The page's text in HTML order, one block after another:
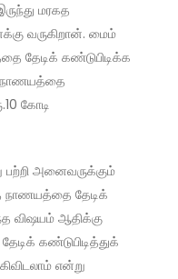
மரகத
வருகிறான். மைம்
தேடிக் கண்டுபிடிக்க
நாணயத்தை
கோடி
அனைவருக்கும்
நாணயத்தை தேடிக்
விஷயம் ஆதிக்கு
கண்டுபிடித்துக்
என்று